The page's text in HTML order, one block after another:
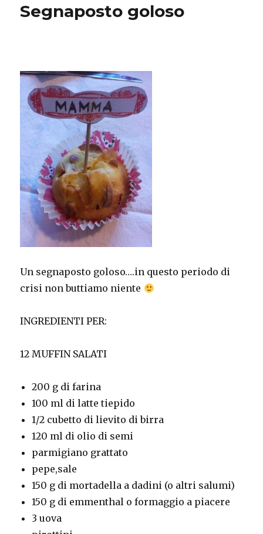
Segnaposto goloso
Un segnaposto goloso….in questo periodo di
crisi non buttiamo niente
INGREDIENTI PER:
12 MUFFIN SALATI
200 g di farina
100 ml di latte tiepido
1/2 cubetto di lievito di birra
120 ml di olio di semi
parmigiano grattato
pepe,sale
150 g di mortadella a dadini (o altri salumi)
150 g di emmenthal o formaggio a piacere
3 uova